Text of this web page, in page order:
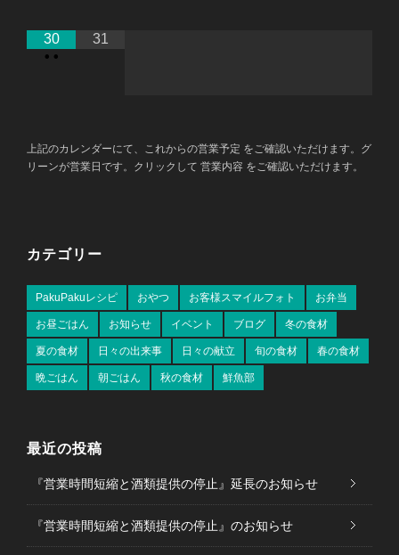
30
• •
31
上記のカレンダーにて、これからの営業予定 をご確認いただけます。グ
リーンが営業日です。クリックして 営業内容 をご確認いただけます。
カテゴリー
PakuPakuレシピ おやつ お客様スマイルフォト お弁当
お昼ごはん お知らせ イベント ブログ 冬の食材
夏の食材 日々の出来事 日々の献立 旬の食材 春の食材
晩ごはん 朝ごはん 秋の食材 鮮魚部
最近の投稿
『営業時間短縮と酒類提供の停止』延長のお知らせ
『営業時間短縮と酒類提供の停止』のお知らせ